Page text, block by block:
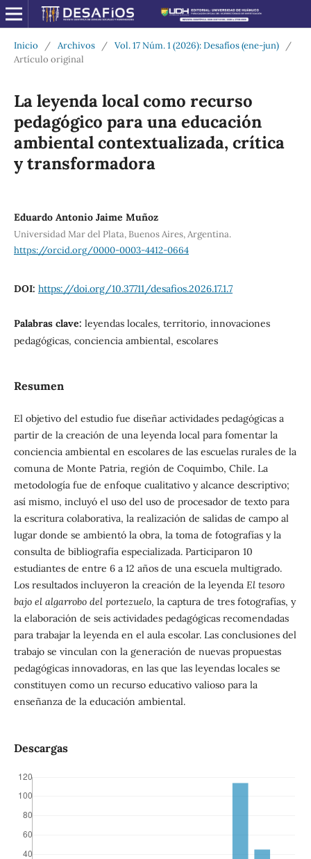
Inicio / Archivos / Vol. 17 Núm. 1 (2026): Desafíos (ene-jun)
/
Artículo original
La leyenda local como recurso
pedagógico para una educación
ambiental contextualizada, crítica
y transformadora
Eduardo Antonio Jaime Muñoz
Universidad Mar del Plata, Buenos Aires, Argentina.
https://orcid.org/0000-0003-4412-0664
DOI: https://doi.org/10.37711/desafios.2026.17.1.7
Palabras clave: leyendas locales, territorio, innovaciones
pedagógicas, conciencia ambiental, escolares
Resumen
El objetivo del estudio fue diseñar actividades pedagógicas a
partir de la creación de una leyenda local para fomentar la
conciencia ambiental en escolares de las escuelas rurales de la
comuna de Monte Patria, región de Coquimbo, Chile. La
metodología fue de enfoque cualitativo y alcance descriptivo;
así mismo, incluyó el uso del uso de procesador de texto para
la escritura colaborativa, la realización de salidas de campo al
lugar donde se ambientó la obra, la toma de fotografías y la
consulta de bibliografía especializada. Participaron 10
estudiantes de entre 6 a 12 años de una escuela multigrado.
Los resultados incluyeron la creación de la leyenda El tesoro
bajo el algarrobo del portezuelo, la captura de tres fotografías, y
la elaboración de seis actividades pedagógicas recomendadas
para trabajar la leyenda en el aula escolar. Las conclusiones del
trabajo se vinculan con la generación de nuevas propuestas
pedagógicas innovadoras, en las que las leyendas locales se
constituyen como un recurso educativo valioso para la
enseñanza de la educación ambiental.
Descargas